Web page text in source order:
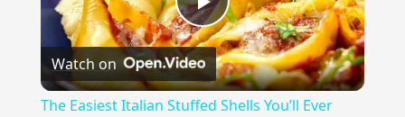
Play
Video
Watch on
The Easiest Italian Stuffed Shells You’ll Ever